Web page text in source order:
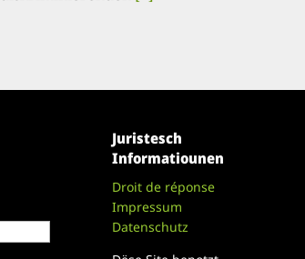
Juristesch
Informatiounen
Droit de réponse
Impressum
Datenschutz